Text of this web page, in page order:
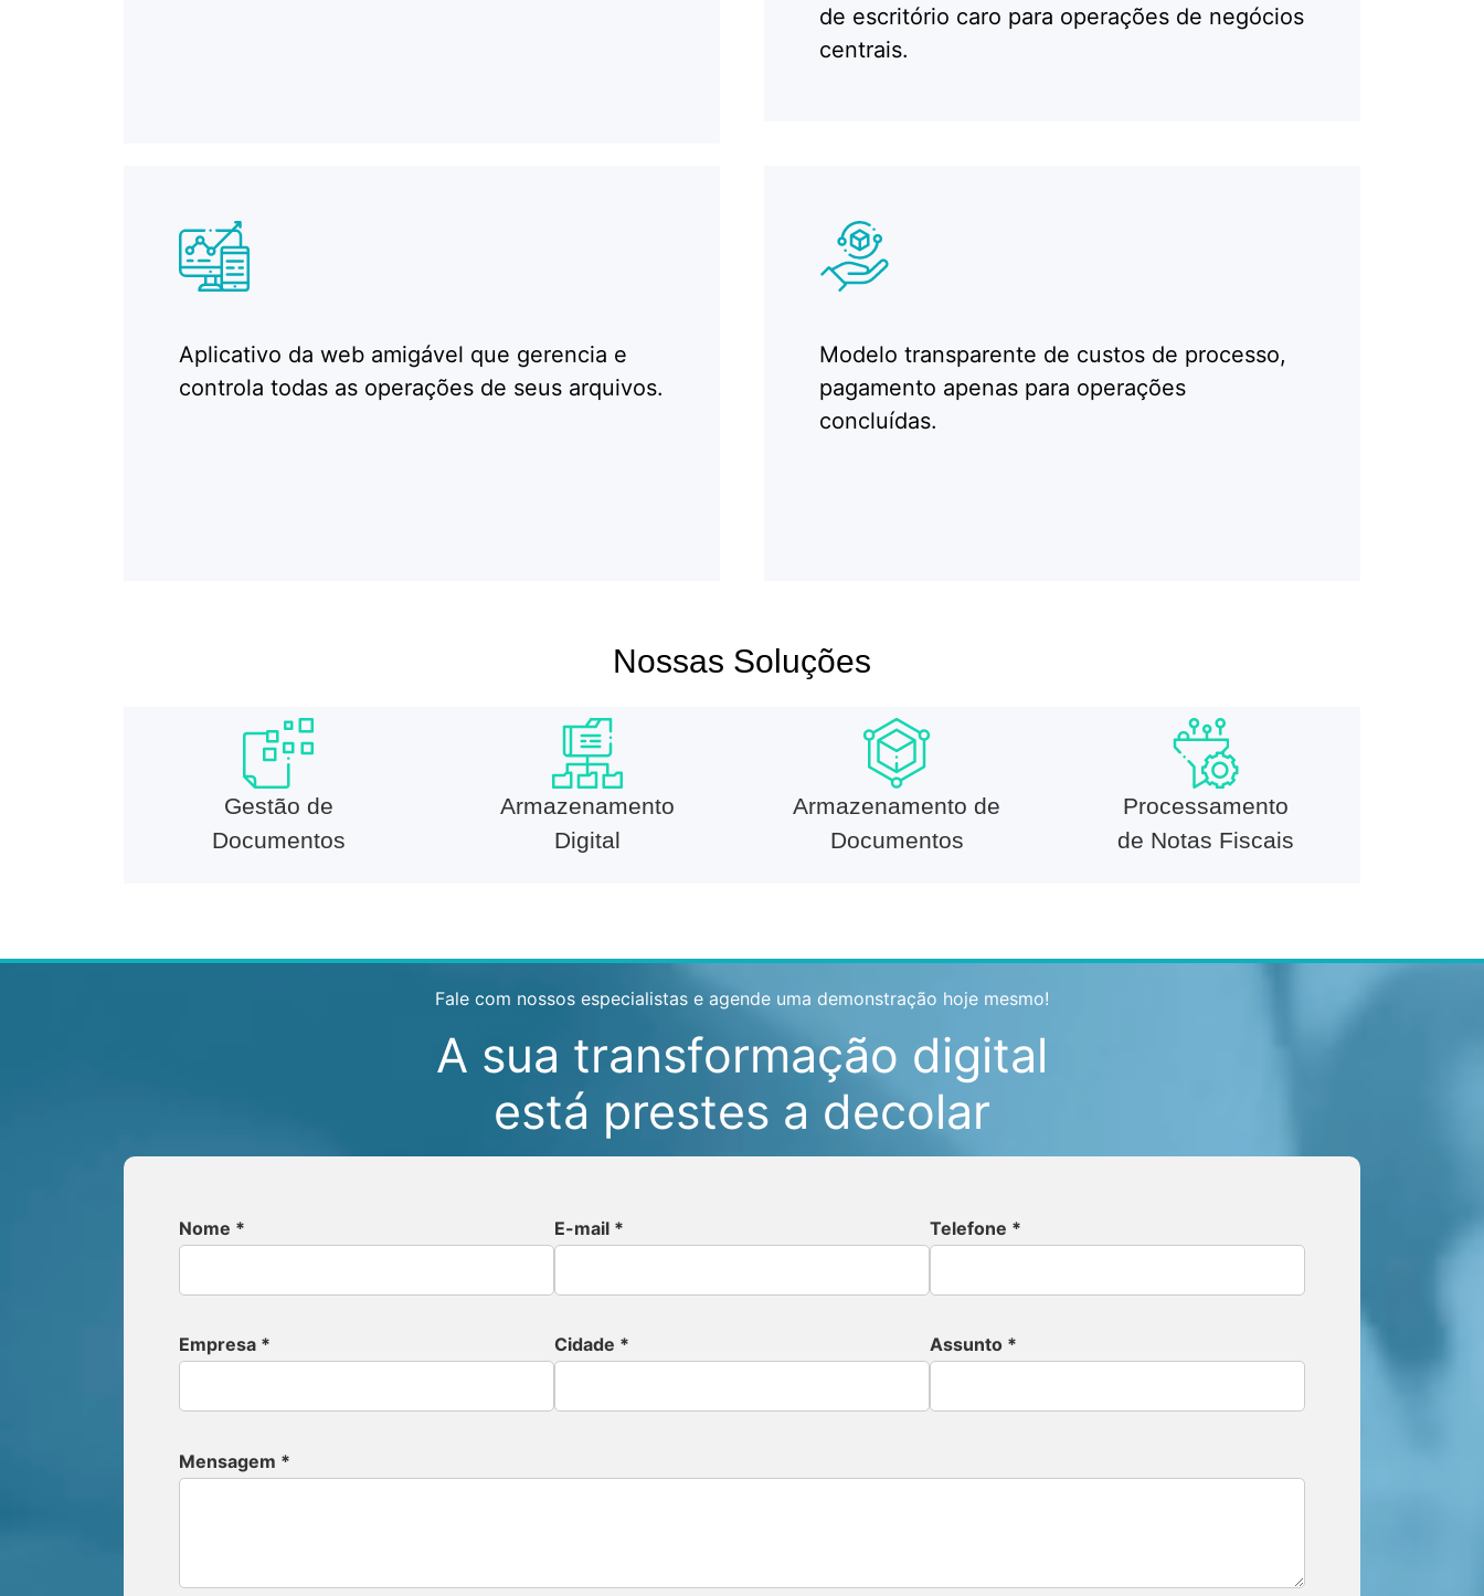
de escritório caro para operações de negócios
centrais.
Aplicativo da web amigável que gerencia e
controla todas as operações de seus arquivos.
Modelo transparente de custos de processo,
pagamento apenas para operações
concluídas.
Nossas Soluções
Gestão de
Documentos
Armazenamento
Digital
Armazenamento de
Documentos
Processamento
de Notas Fiscais
A sua transformação digital
está prestes a decolar
Nome * E-mail * Telefone *
Empresa * Cidade * Assunto *
Mensagem *
Fale com nossos especialistas e agende uma demonstração hoje mesmo!